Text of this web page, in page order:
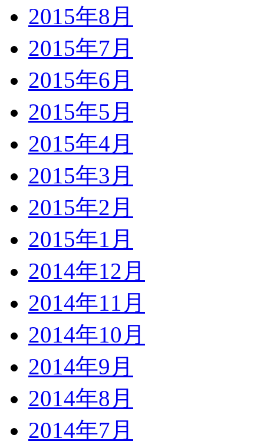
2015年8月
2015年7月
2015年6月
2015年5月
2015年4月
2015年3月
2015年2月
2015年1月
2014年12月
2014年11月
2014年10月
2014年9月
2014年8月
2014年7月